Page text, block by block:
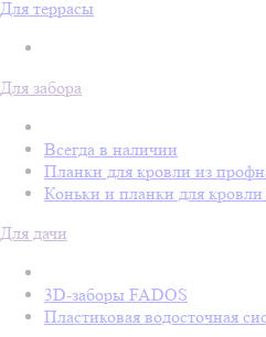
Для террасы
Для забора
Всегда в наличии
Планки для кровли из
Коньки и планки для
Для дачи
3D-заборы FADOS
Пластиковая водосточная